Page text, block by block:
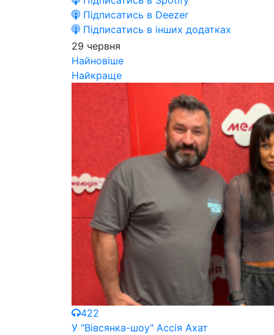
Підписатись в Deezer
Підписатись в інших додатках
29 червня
Найновіше
Найкраще
422
У "Вівсянка-шоу" Ассія Ахат